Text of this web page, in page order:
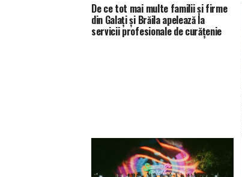
De ce tot mai multe familii și firme
din Galați și Brăila apelează la
servicii profesionale de curățenie